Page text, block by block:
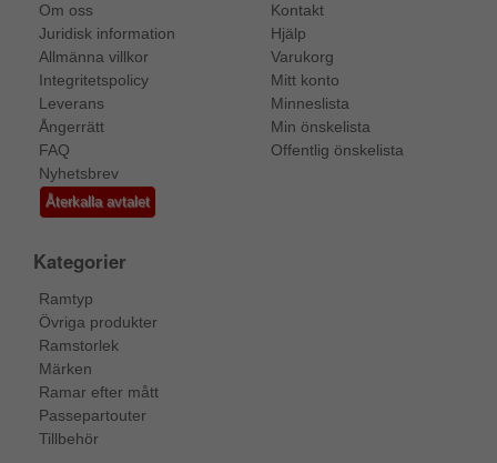
Om oss
Juridisk information
Allmänna villkor
Integritetspolicy
Leverans
Ångerrätt
FAQ
Nyhetsbrev
Återkalla avtalet
Kontakt
Hjälp
Varukorg
Mitt konto
Minneslista
Min önskelista
Offentlig önskelista
Kategorier
Ramtyp
Övriga produkter
Ramstorlek
Märken
Ramar efter mått
Passepartouter
Tillbehör